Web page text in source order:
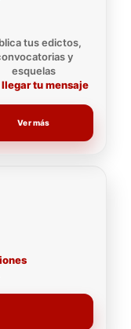
tus edictos,
y
esquelas
tu mensaje
Ver más